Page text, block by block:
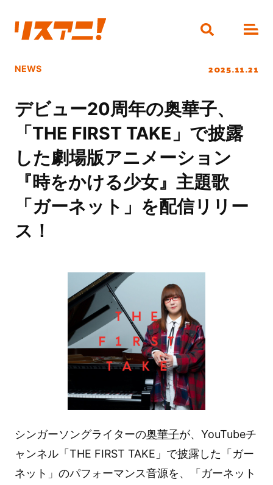
NEWS 2025.11.21
デビュー20周年の奥華子、
「THE FIRST TAKE」で披露
した劇場版アニメーション
『時をかける少女』主題歌
「ガーネット」を配信リリー
ス！
シンガーソングライターの奥華子が、YouTubeチ
ャンネル「THE FIRST TAKE」で披露した「ガー
ネット」のパフォーマンス音源を、「ガーネット